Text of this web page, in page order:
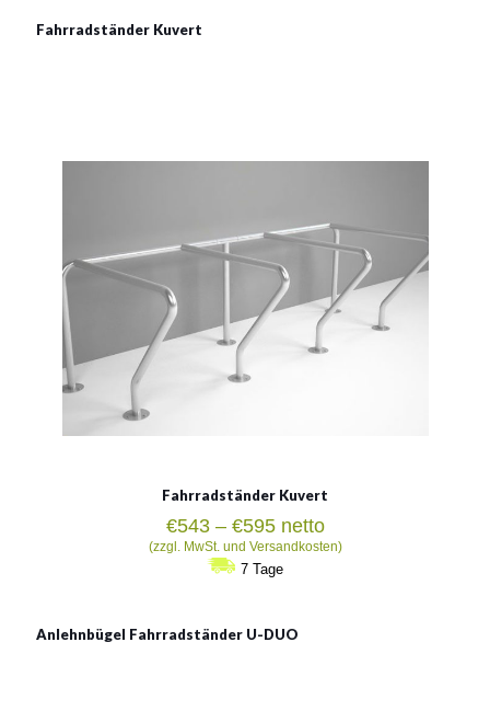
Fahrradständer Kuvert
in RAL
Fahrradständer Kuvert
€543 – €595Preisspanne:
€543
bis
netto
(zzgl. MwSt. und Versandkosten)
7 Tage
Anlehnbügel Fahrradständer U-DUO